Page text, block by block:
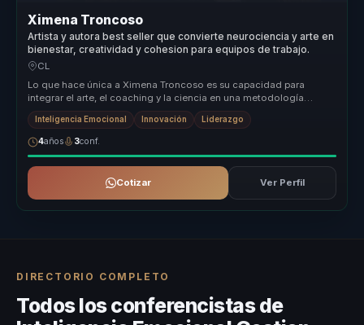
Ximena Troncoso
Artista y autora best seller que convierte neurociencia y arte en
bienestar, creatividad y cohesion para equipos de trabajo.
CL
Lo que hace única a Ximena Troncoso es su capacidad para
integrar el arte, el coaching y la ciencia en una metodología
vivencial que tran...
Inteligencia Emocional Innovación Liderazgo
4años 3conf.
Cotizar Ver Perfil
DIRECTORIO COMPLETO
Todos los conferencistas de